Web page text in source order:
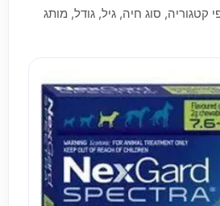
קטגוריה, סוג חיה, גיל, גודל, מותג